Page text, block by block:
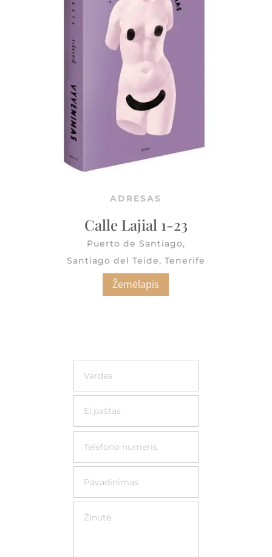
ADRESAS
Calle Lajial 1-23
Puerto de Santiago,
Santiago del Teide, Tenerife
Žemėlapis